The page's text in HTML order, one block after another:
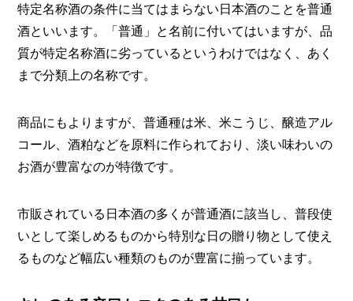
特定名称酒の条件に当てはまらない日本酒のことを普通
酒といいます。「普通」と名前に付いてはいますが、品
質が特定名称酒に劣っているというわけではなく、あく
まで分類上の名称です。
商品にもよりますが、普通種は米、米こうじ、醸造アル
コール、酒粕などを原料に作られており、淡い味わいの
お酒が豊富なのが特徴です。
市販されている日本酒の多くが普通酒に該当し、普段使
いとして楽しめるものから特別な日の贈り物として使え
るものなど幅広い種類のものが豊富に揃っています。